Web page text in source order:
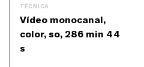
TÈCNICA
Vídeo monocanal,
color, so, 286 min 44
s